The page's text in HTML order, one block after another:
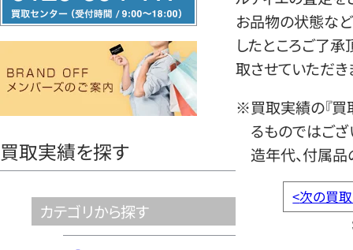
ー
ヤ
買取実績を探す
カテゴリから探す
お品物の状態など
したところご了
取させていただき
※買取実績の『買
るものではござ
造年代、付属品
<次の買